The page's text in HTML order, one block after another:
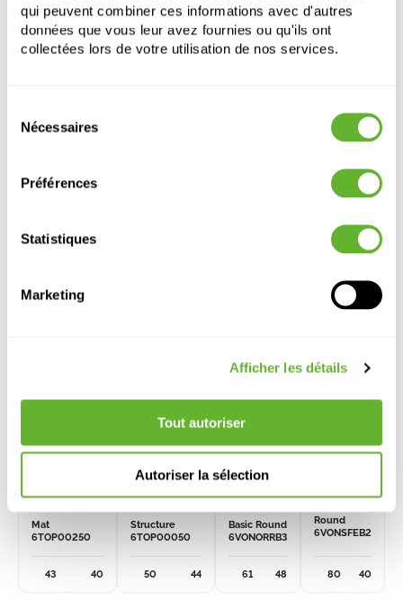
qui peuvent combiner ces informations avec d'autres
données que vous leur avez fournies ou qu'ils ont
collectées lors de votre utilisation de nos services.
Nécessaires
Préférences
Statistiques
Marketing
Afficher les détails
Tout autoriser
Autoriser la sélection
Choisissez votre configuration de couleur
Autre produits
Caméléon
Mat
6TOP00250
43 40
Caméléon
Structure
6TOP00050
50 44
Redonda
Basic Round
6VONORRB3
61 48
Round
6VONSFEB2
80 40